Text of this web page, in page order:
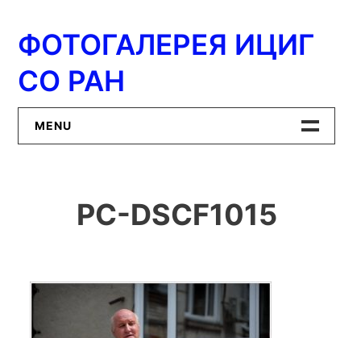
содержимому
ФОТОГАЛЕРЕЯ ИЦИГ
СО РАН
MENU
ИЦиГ СО РАН
PC-DSCF1015